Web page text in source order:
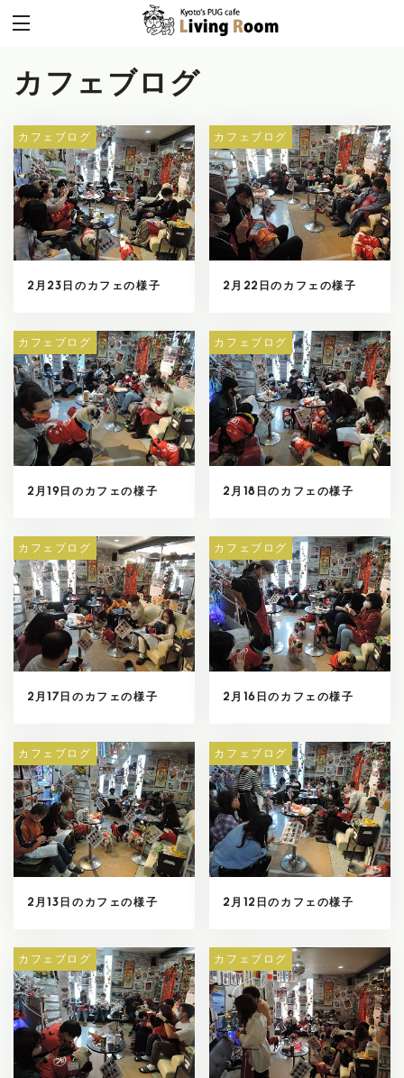
カフェブログ
カフェブログ
2月23日のカフェの様子
カフェブログ
2月22日のカフェの様子
カフェブログ
2月19日のカフェの様子
カフェブログ
2月18日のカフェの様子
カフェブログ
2月17日のカフェの様子
カフェブログ
2月16日のカフェの様子
カフェブログ
2月13日のカフェの様子
カフェブログ
2月12日のカフェの様子
カフェブログ カフェブログ